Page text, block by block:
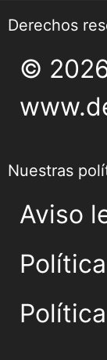
Derechos
©
Nuestras
Aviso